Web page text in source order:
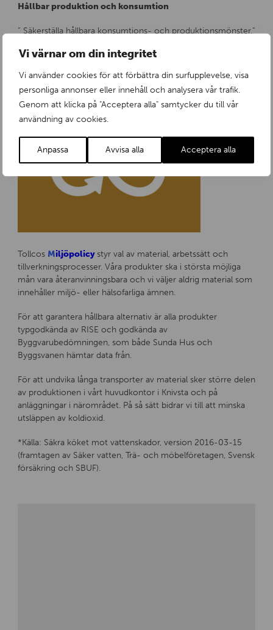
Vi värnar om din integritet
Vi använder cookies för att förbättra din surfupplevelse, visa
personliga annonser eller innehåll och analysera vår trafik.
Genom att klicka på "Acceptera alla" samtycker du till vår
användning av cookies.
Anpassa Avvisa alla Acceptera alla
Hållbar produktion och konsumtion
” Säkerställa hållbara konsumtions- och produktionsmönster.”
Tollcos Miljöpolicy styr val av material, arbetssätt och
tillverkningsprocesser. Våra produkter ska i största möjliga
mån vara återanvinningsbara och vi väljer aldrig material som
innehåller miljö- eller hälsofarliga ämnen.
För att garantera hållbara alternativ är alla produkter
typgodkända av RISE och godkända av
Byggvarubedömningen, som både Sunda Hus och
Byggsvanen hämtar data från.
För att undvika långa transporter av material sker större delen
av produktionen i vårt huvudkontor i Knivsta och på
anläggningar i närområdet. På så sätt bidrar vi till att minska
utsläppen av koldioxid.
*Källa: Säkra köket mot vattenskador, version 2016-03-15
(framtagen av Säker vatten, Trä- och möbelföretagen, Svensk
försäkring och SBUF).